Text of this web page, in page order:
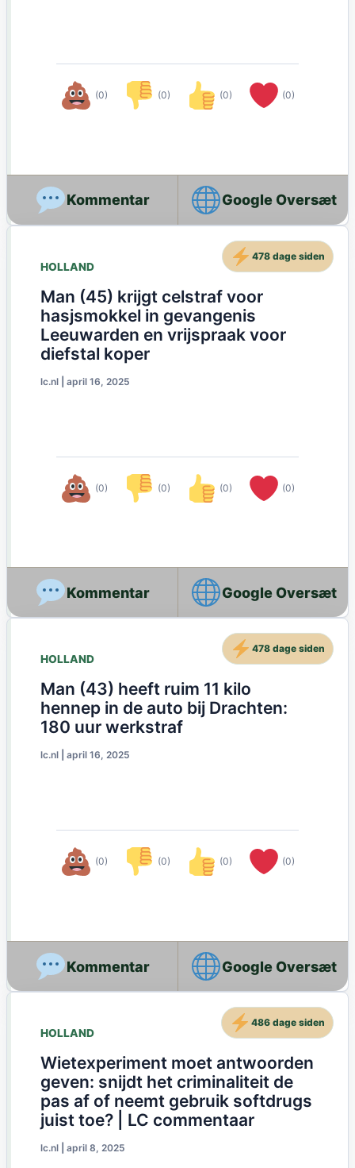
(0) (0) (0) (0)
Google Oversæt
HOLLAND
Man (45) krijgt celstraf voor
hasjsmokkel in gevangenis
Leeuwarden en vrijspraak voor
diefstal koper
lc.nl april 16, 2025
(0) (0) (0) (0)
478 dage siden
Google Oversæt
HOLLAND
Man (43) heeft ruim 11 kilo
hennep in de auto bij Drachten:
180 uur werkstraf
lc.nl april 16, 2025
(0) (0) (0) (0)
478 dage siden
Google Oversæt
HOLLAND
Wietexperiment moet antwoorden
geven: snijdt het criminaliteit de
pas af of neemt gebruik softdrugs
juist toe? | LC commentaar
lc.nl april 8, 2025
486 dage siden